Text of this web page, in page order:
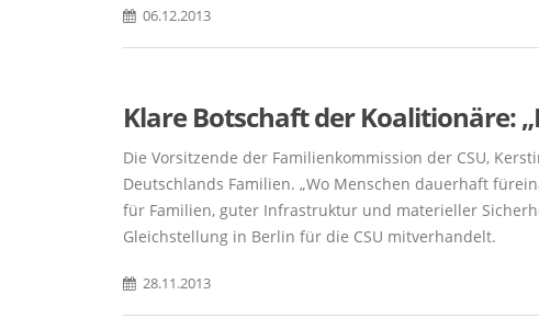
06.12.2013
Klare Botschaft der Koalitionäre:
Die Vorsitzende der Familienkommission der CSU,
Deutschlands Familien. „Wo Menschen dauerhaft
für Familien, guter Infrastruktur und materieller
Gleichstellung in Berlin für die CSU mitverhandelt.
28.11.2013